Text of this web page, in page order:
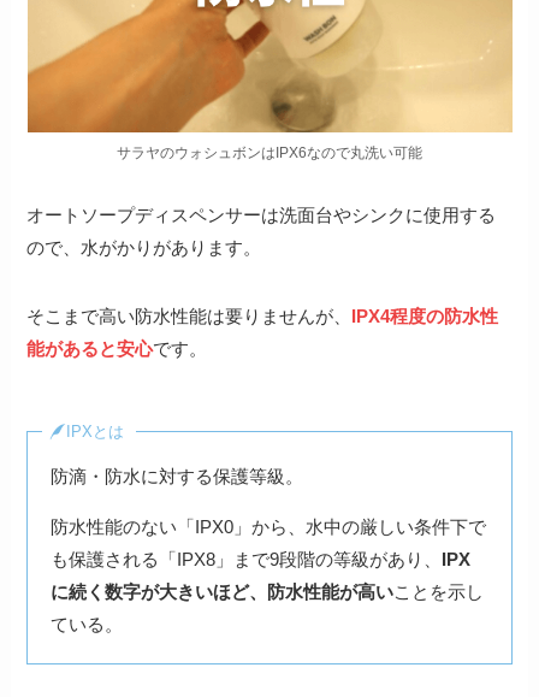
サラヤのウォシュボンはIPX6なので丸洗い可能
オートソープディスペンサーは洗面台やシンクに使用する
ので、水がかりがあります。
そこまで高い防水性能は要りませんが、 IPX4程度の防水性
能があると安心です。
IPXとは
防滴・防水に対する保護等級。
防水性能のない「IPX0」から、水中の厳しい条件下で
も保護される「IPX8」まで9段階の等級があり、 IPX
に続く数字が大きいほど、防水性能が高いことを示し
ている。